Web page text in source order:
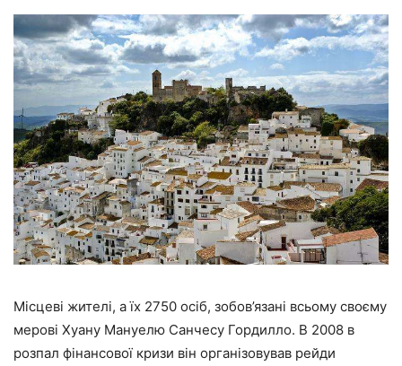
Місцеві жителі, а їх 2750 осіб, зобов’язані всьому своєму
мерові Хуану Мануелю Санчесу Гордилло. В 2008 в
розпал фінансової кризи він організовував рейди